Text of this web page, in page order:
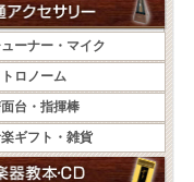
ーナー・マイク
ロノーム
台・指揮棒
ギフト・雑貨